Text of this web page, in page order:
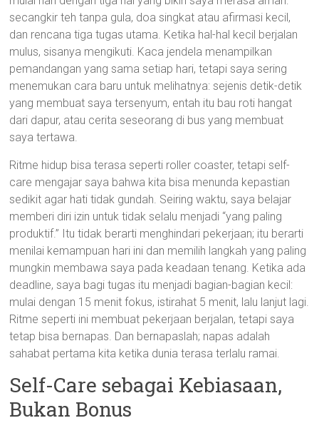
secangkir teh tanpa gula, doa singkat atau afirmasi kecil,
dan rencana tiga tugas utama. Ketika hal-hal kecil berjalan
mulus, sisanya mengikuti. Kaca jendela menampilkan
pemandangan yang sama setiap hari, tetapi saya sering
menemukan cara baru untuk melihatnya: sejenis detik-detik
yang membuat saya tersenyum, entah itu bau roti hangat
dari dapur, atau cerita seseorang di bus yang membuat
saya tertawa.
Ritme hidup bisa terasa seperti roller coaster, tetapi self-
care mengajar saya bahwa kita bisa menunda kepastian
sedikit agar hati tidak gundah. Seiring waktu, saya belajar
memberi diri izin untuk tidak selalu menjadi “yang paling
produktif.” Itu tidak berarti menghindari pekerjaan; itu berarti
menilai kemampuan hari ini dan memilih langkah yang paling
mungkin membawa saya pada keadaan tenang. Ketika ada
deadline, saya bagi tugas itu menjadi bagian-bagian kecil:
mulai dengan 15 menit fokus, istirahat 5 menit, lalu lanjut lagi.
Ritme seperti ini membuat pekerjaan berjalan, tetapi saya
tetap bisa bernapas. Dan bernapaslah; napas adalah
sahabat pertama kita ketika dunia terasa terlalu ramai.
Self-Care sebagai Kebiasaan,
Bukan Bonus